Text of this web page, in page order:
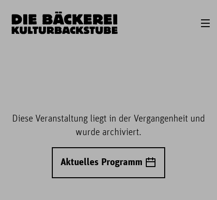
Diese Veranstaltung liegt in der Vergangenheit und
wurde archiviert.
Aktuelles Programm